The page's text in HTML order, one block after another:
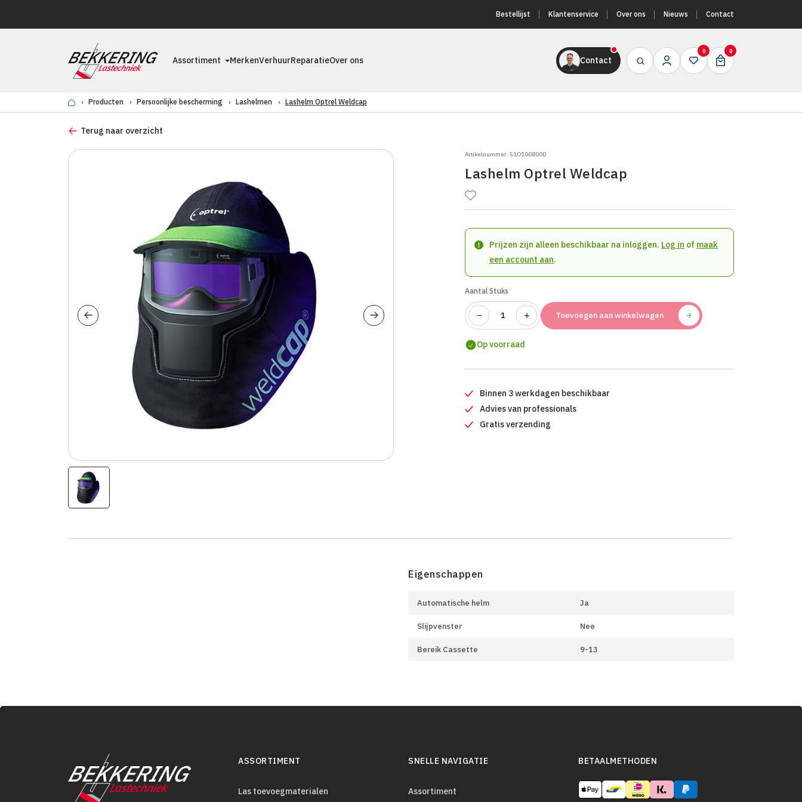
Bestellijst Klantenservice Over ons Nieuws Contact
Assortiment MerkenVerhuurReparatieOver ons Contact
0 0
Producten Persoonlijke bescherming Lashelmen Lashelm Optrel Weldcap
Terug naar overzicht
Artikelnummer: 51O1008000
Lashelm Optrel Weldcap
Prijzen zijn alleen beschikbaar na inloggen. Log in of maak
een account aan.
Aantal Stuks
Toevoegen aan winkelwagen
Op voorraad
Binnen 3 werkdagen beschikbaar
Advies van professionals
Gratis verzending
Eigenschappen
Automatische helm Ja
Slijpvenster Nee
Bereik Cassette 9-13
ASSORTIMENT
Las toevoegmaterialen
SNELLE NAVIGATIE
Assortiment
BETAALMETHODEN